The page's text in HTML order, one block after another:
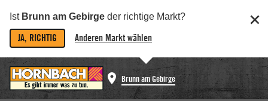
Ist Brunn am Gebirge der richtige Markt?
JA, RICHTIG Anderen Markt wählen
Brunn am Gebirge